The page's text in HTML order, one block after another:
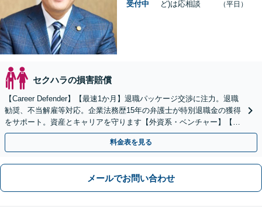
受付中
ど)は応相談
（平日）
セクハラの損害賠償
【Career Defender】【最速1か月】退職パッケージ交渉に注力。退職
勧奨、不当解雇等対応。企業法務歴15年の弁護士が特別退職金の獲得
をサポート。資産とキャリアを守ります【外資系・ベンチャー】【初
回面談無料】【オンライン完結】
料金表を見る
メールでお問い合わせ